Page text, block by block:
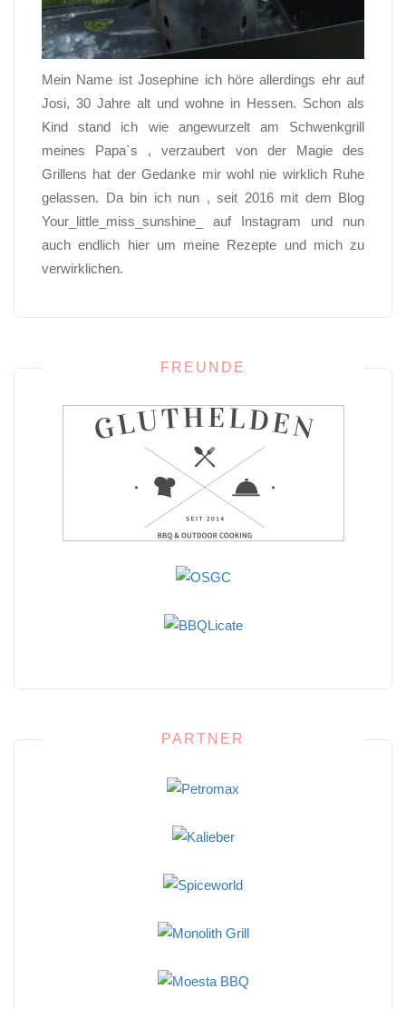
Mein Name ist Josephine ich höre allerdings ehr auf
Josi, 30 Jahre alt und wohne in Hessen. Schon als
Kind stand ich wie angewurzelt am Schwenkgrill
meines Papa`s , verzaubert von der Magie des
Grillens hat der Gedanke mir wohl nie wirklich Ruhe
gelassen. Da bin ich nun , seit 2016 mit dem Blog
Your_little_miss_sunshine_ auf Instagram und nun
auch endlich hier um meine Rezepte und mich zu
verwirklichen.
FREUNDE
PARTNER